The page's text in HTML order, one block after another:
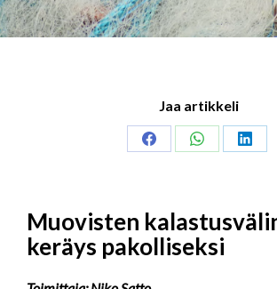
Jaa artikkeli
Share
Share
Share
Muovisten
keräys pakolliseksi